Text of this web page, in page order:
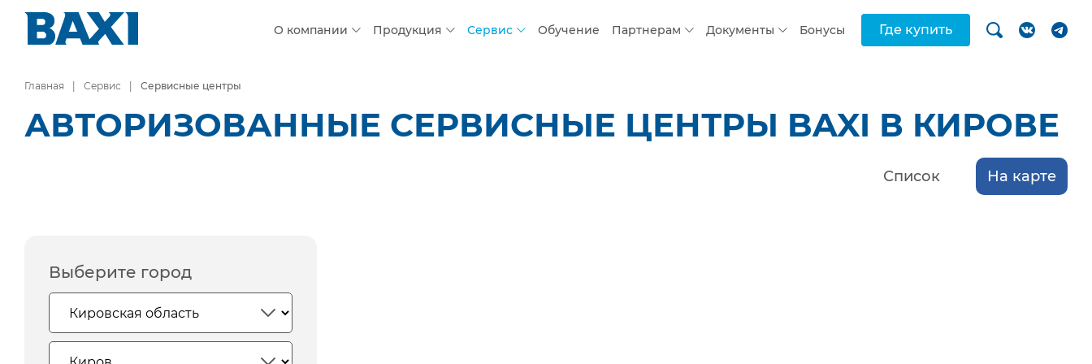
О компании Продукция Сервис Обучение Партнерам Документы Бонусы Где купить
Главная Сервис Сервисные центры
АВТОРИЗОВАННЫЕ СЕРВИСНЫЕ ЦЕНТРЫ BAXI В КИРОВЕ
Список На карте
Выберите город